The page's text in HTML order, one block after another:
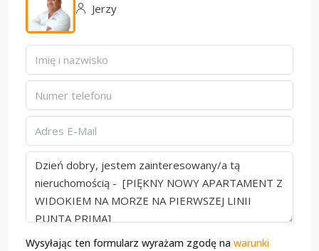
Jerzy
Wysyłając ten formularz wyrażam zgodę na warunki